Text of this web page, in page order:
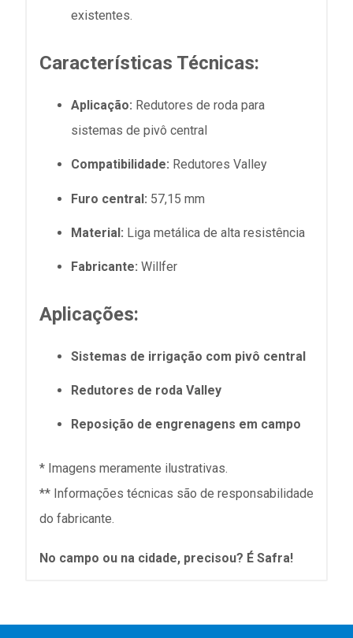
existentes.
Características Técnicas:
Aplicação: Redutores de roda para
sistemas de pivô central
Compatibilidade: Redutores Valley
Furo central: 57,15 mm
Material: Liga metálica de alta resistência
Fabricante: Willfer
Aplicações:
Sistemas de irrigação com pivô central
Redutores de roda Valley
Reposição de engrenagens em campo
* Imagens meramente ilustrativas.
** Informações técnicas são de responsabilidade
do fabricante.
No campo ou na cidade, precisou? É Safra!